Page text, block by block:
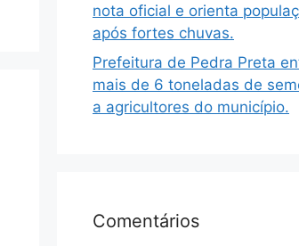
nota oficial e orienta
após fortes chuvas.
Prefeitura de Pedra Preta
mais de 6 toneladas de
a agricultores do município.
Comentários